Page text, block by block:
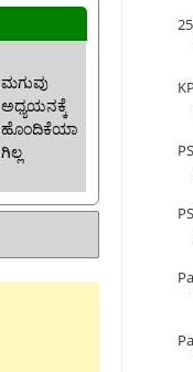
ಮಗುವು
ಅಧ್ಯಯನಕ್ಕೆ
ಹೊಂದಿಕೆಯಾ
ಗಿಲ್ಲ